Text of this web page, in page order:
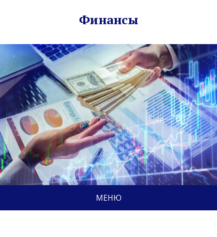
Финансы
МЕНЮ